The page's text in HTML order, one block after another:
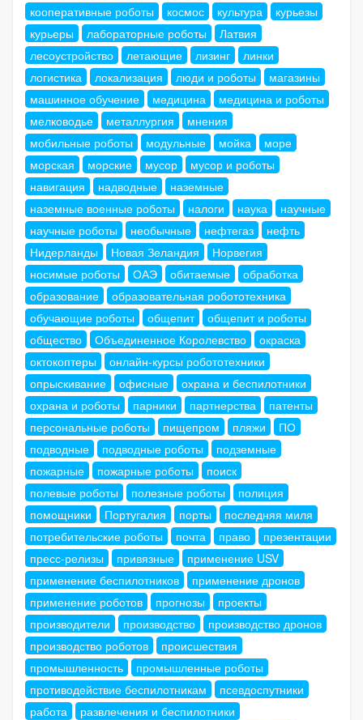
кооперативные роботы
космос культура
курьезы
курьеры
лабораторные роботы
Латвия
лесоустройство
летающие лизинг
линки
логистика
локализация люди и роботы
магазины
машинное обучение
медицина
медицина и роботы
мелководье
металлургия
мнения
мобильные роботы
модульные мойка
море
морская
морские мусор
мусор и роботы
навигация
надводные
наземные
наземные военные роботы
налоги наука
научные
научные роботы
необычные нефтегаз
нефть
Нидерланды
Новая Зеландия
Норвегия
носимые роботы
ОАЭ обитаемые
обработка
образование
образовательная робототехника
обучающие роботы
общепит
общепит и роботы
общество
Объединенное Королевство
окраска
октокоптеры
онлайн-курсы робототехники
опрыскивание
офисные
охрана и беспилотники
охрана и роботы
парники партнерства
патенты
персональные роботы
пищепром пляжи
ПО
подводные
подводные роботы
подземные
пожарные
пожарные роботы
поиск
полевые роботы
полезные роботы
полиция
помощники
Португалия порты
последняя миля
потребительские роботы
почта право
презентации
пресс-релизы
привязные
применение USV
применение беспилотников
применение дронов
применение роботов
прогнозы
проекты
производители
производство
производство дронов
производство роботов
происшествия
промышленность
промышленные роботы
противодействие беспилотникам
псевдоспутники
работа
развлечения и беспилотники